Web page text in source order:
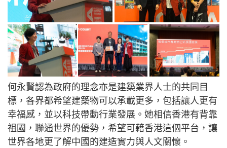
何永賢認為政府的理念亦是建築業界人士的共同目
標，各界都希望建築物可以承載更多，包括讓人更有
幸福感，並以科技帶動行業發展。她相信香港有背靠
祖國，聯通世界的優勢，希望可藉香港這個平台，讓
世界各地更了解中國的建造實力與人文關懷。